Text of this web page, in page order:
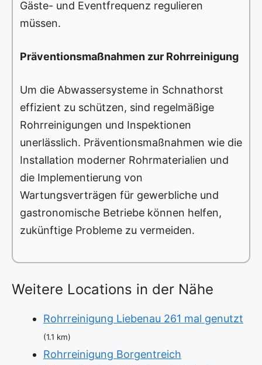
Gäste- und Eventfrequenz regulieren
müssen.
Präventionsmaßnahmen zur Rohrreinigung
Um die Abwassersysteme in Schnathorst
effizient zu schützen, sind regelmäßige
Rohrreinigungen und Inspektionen
unerlässlich. Präventionsmaßnahmen wie die
Installation moderner Rohrmaterialien und
die Implementierung von
Wartungsverträgen für gewerbliche und
gastronomische Betriebe können helfen,
zukünftige Probleme zu vermeiden.
Weitere Locations in der Nähe
Rohrreinigung Liebenau 261 mal genutzt
(1.1 km)
Rohrreinigung Borgentreich